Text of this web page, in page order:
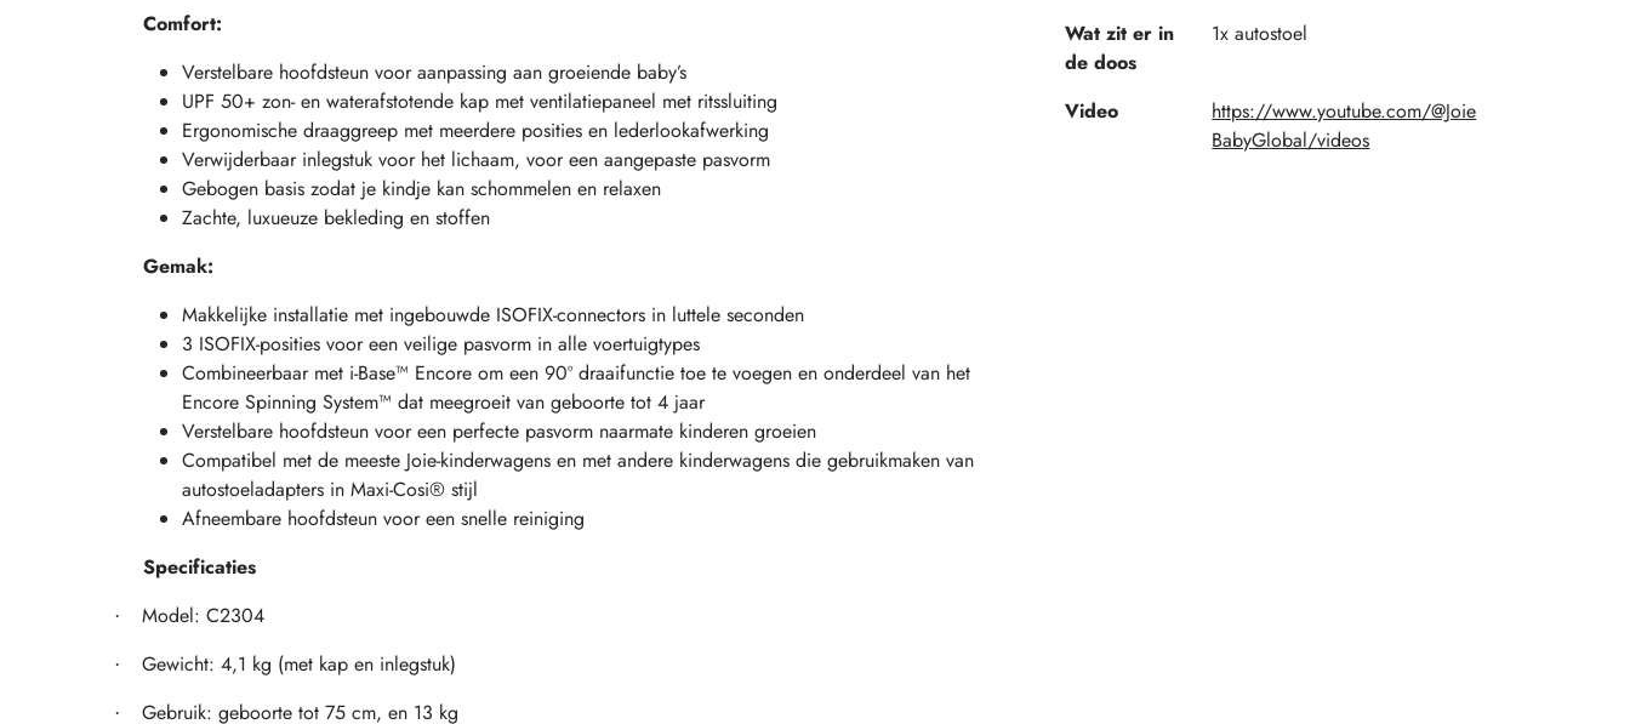
Comfort:
Verstelbare hoofdsteun voor aanpassing aan groeiende baby’s
UPF 50+ zon- en waterafstotende kap met ventilatiepaneel met ritssluiting
Ergonomische draaggreep met meerdere posities en lederlookafwerking
Verwijderbaar inlegstuk voor het lichaam, voor een aangepaste pasvorm
Gebogen basis zodat je kindje kan schommelen en relaxen
Zachte, luxueuze bekleding en stoffen
Gemak:
Makkelijke installatie met ingebouwde ISOFIX-connectors in luttele seconden
3 ISOFIX-posities voor een veilige pasvorm in alle voertuigtypes
Combineerbaar met i-Base™ Encore om een 90º draaifunctie toe te voegen en onderdeel van het
Encore Spinning System™ dat meegroeit van geboorte tot 4 jaar
Verstelbare hoofdsteun voor een perfecte pasvorm naarmate kinderen groeien
Compatibel met de meeste Joie-kinderwagens en met andere kinderwagens die gebruikmaken van
autostoeladapters in Maxi-Cosi® stijl
Afneembare hoofdsteun voor een snelle reiniging
Specificaties
· Model: C2304
· Gewicht: 4,1 kg (met kap en inlegstuk)
· Gebruik: geboorte tot 75 cm, en 13 kg
Wat zit er in
de doos
1x autostoel
Video
https://www.youtube.com/@Joie
BabyGlobal/videos